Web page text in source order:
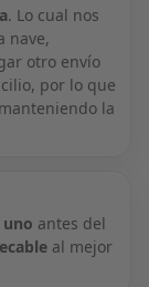
. Lo cual nos
nave,
otro envío
por lo que
manteniendo la
uno antes del
al mejor